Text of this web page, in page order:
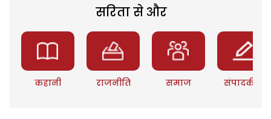
सरिता से और
कहानी राजनीति समाज संपादकीय